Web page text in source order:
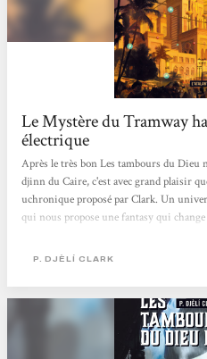
Le Mystère du Tramway
électrique
Après le très bon Les tambours du Dieu
djinn du Caire, c'est avec grand plaisir
uchronique proposé par Clark. Un
qui nous propose une fantasy qui
d'une Égypte débarrassée du joug
Hamed et Onsi sont amenés à travailler
P. DJÈLÍ CLARK